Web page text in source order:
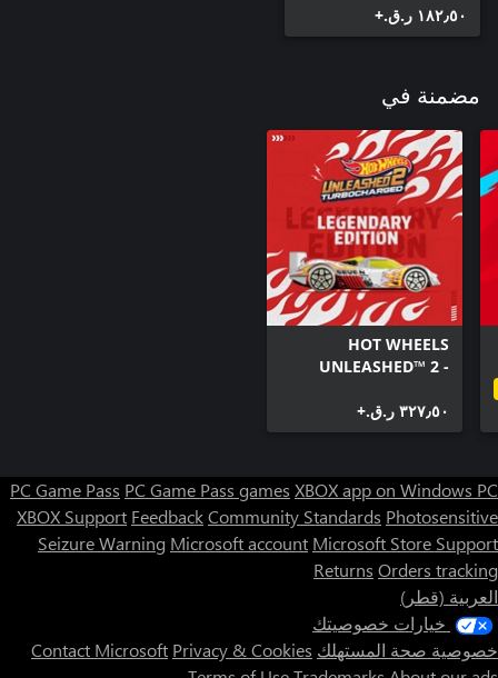
١٨٢٫٥٠ ر.ق.‏+
مضمنة في
HOT WHEELS
UNLEASHED™ 2 -
Legendary Edition
٣٢٧٫٥٠ ر.ق.‏+
PC Game Pass PC Game Pass games XBOX app on Windows PC
XBOX Support FeedbackCommunity Standards Photosensitive
Seizure Warning Microsoft account Microsoft Store Support
Returns Orders tracking
العربية (قطر)
خيارات خصوصيتك
خصوصية صحة المستهلك
Contact Microsoft Privacy & Cookies